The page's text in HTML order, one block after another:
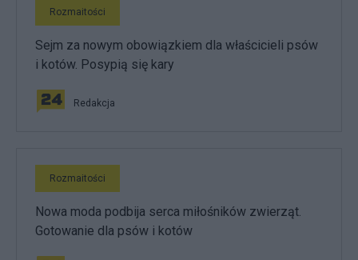
Rozmaitości
Sejm za nowym obowiązkiem dla właścicieli psów
i kotów. Posypią się kary
Redakcja
Rozmaitości
Nowa moda podbija serca miłośników zwierząt.
Gotowanie dla psów i kotów